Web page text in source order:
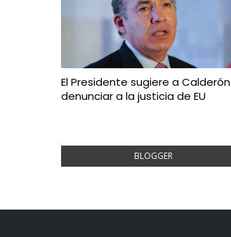
El Presidente sugiere a Calderón
denunciar a la justicia de EU
BLOGGER